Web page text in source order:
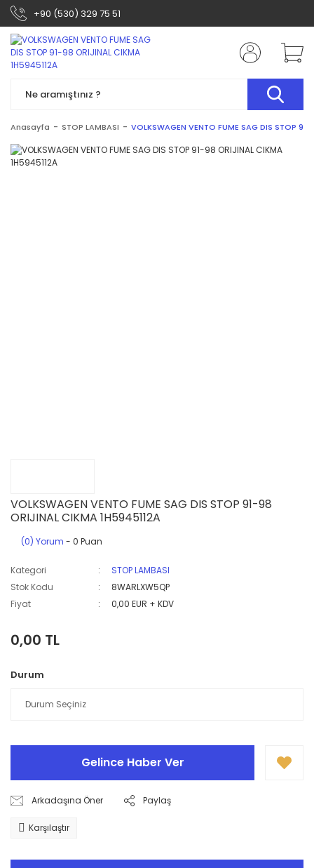
+90 (530) 329 75 51
Anasayfa STOP LAMBASI VOLKSWAGEN VENTO FUME SAG DIS STOP
VOLKSWAGEN VENTO FUME SAG DIS STOP 91-98
ORIJINAL CIKMA 1H5945112A
(0) Yorum - 0 Puan
Kategori
STOP LAMBASI
Stok Kodu
8WARLXW5QP
Fiyat
0,00 EUR + KDV
0,00 TL
Durum
Gelince Haber Ver
Arkadaşına Öner Paylaş
Karşılaştır